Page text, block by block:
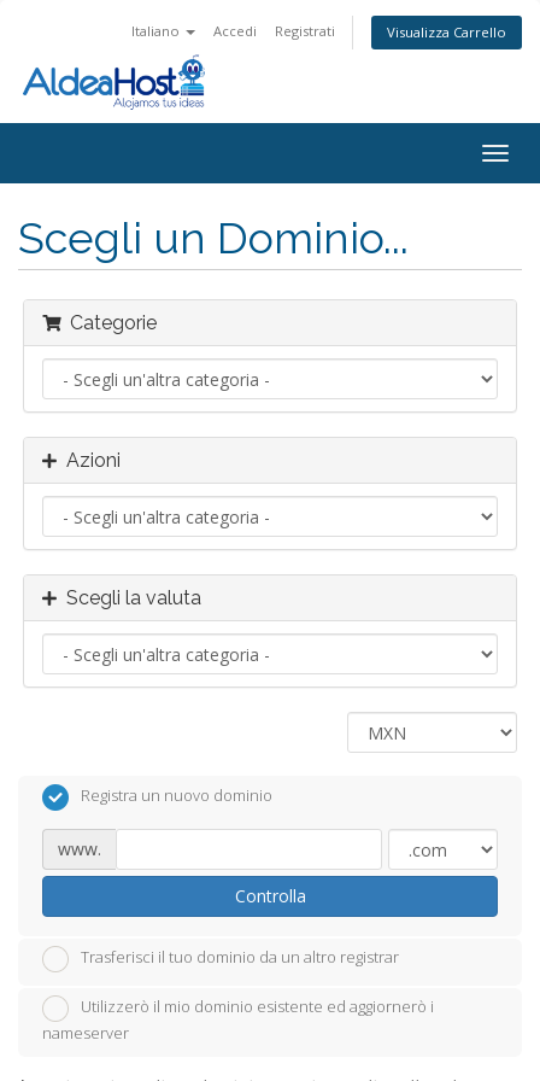
Italiano Accedi Registrati Visualizza Carrello
Scegli un Dominio...
Categorie
Azioni
Scegli la valuta
Registra un nuovo dominio
www.
Controlla
Trasferisci il tuo dominio da un altro registrar
Utilizzerò il mio dominio esistente ed aggiornerò i
nameserver